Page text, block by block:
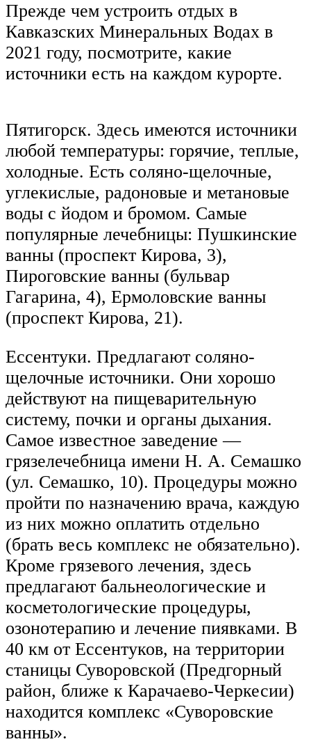
Прежде чем устроить отдых в
Кавказских Минеральных Водах в
2021 году, посмотрите, какие
источники есть на каждом курорте.
Пятигорск. Здесь имеются источники
любой температуры: горячие, теплые,
холодные. Есть соляно-щелочные,
углекислые, радоновые и метановые
воды с йодом и бромом. Самые
популярные лечебницы: Пушкинские
ванны (проспект Кирова, 3),
Пироговские ванны (бульвар
Гагарина, 4), Ермоловские ванны
(проспект Кирова, 21).
Ессентуки. Предлагают соляно-
щелочные источники. Они хорошо
действуют на пищеварительную
систему, почки и органы дыхания.
Самое известное заведение —
грязелечебница имени Н. А. Семашко
(ул. Семашко, 10). Процедуры можно
пройти по назначению врача, каждую
из них можно оплатить отдельно
(брать весь комплекс не обязательно).
Кроме грязевого лечения, здесь
предлагают бальнеологические и
косметологические процедуры,
озонотерапию и лечение пиявками. В
40 км от Ессентуков, на территории
станицы Суворовской (Предгорный
район, ближе к Карачаево-Черкесии)
находится комплекс «Суворовские
ванны».